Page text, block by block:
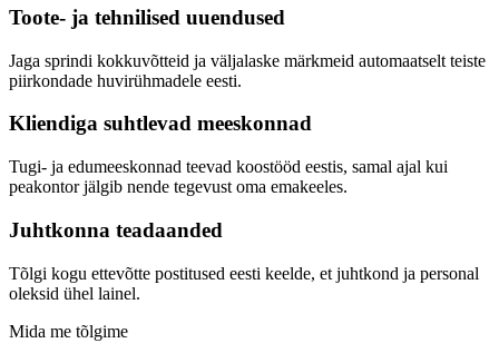
Toote- ja tehnilised uuendused
Jaga sprindi kokkuvõtteid ja väljalaske märkmeid automaatselt teiste
piirkondade huvirühmadele eesti.
Kliendiga suhtlevad meeskonnad
Tugi- ja edumeeskonnad teevad koostööd eestis, samal ajal kui
peakontor jälgib nende tegevust oma emakeeles.
Juhtkonna teadaanded
Tõlgi kogu ettevõtte postitused eesti keelde, et juhtkond ja personal
oleksid ühel lainel.
Mida me tõlgime